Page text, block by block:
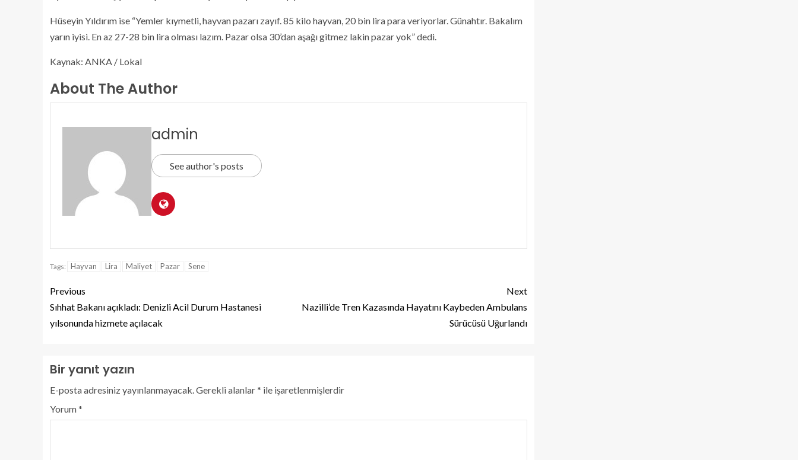
Hüseyin Yıldırım ise “Yemler kıymetli, hayvan pazarı zayıf. 85 kilo hayvan, 20 bin lira para veriyorlar. Günahtır. Bakalım
yarın iyisi. En az 27-28 bin lira olması lazım. Pazar olsa 30’dan aşağı gitmez lakin pazar yok” dedi.
Kaynak: ANKA / Lokal
About The Author
admin
See author's posts
Tags: Hayvan Lira Maliyet Pazar Sene
Previous
Sıhhat Bakanı açıkladı: Denizli Acil Durum Hastanesi
yılsonunda hizmete açılacak
Next
Nazilli’de Tren Kazasında Hayatını Kaybeden Ambulans
Sürücüsü Uğurlandı
Bir yanıt yazın
E-posta adresiniz yayınlanmayacak.Gerekli alanlar* ile işaretlenmişlerdir
Yorum*